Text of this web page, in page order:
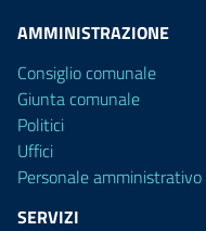
AMMINISTRAZIONE
Consiglio comunale
Giunta comunale
Politici
Uffici
Personale amministrativo
SERVIZI